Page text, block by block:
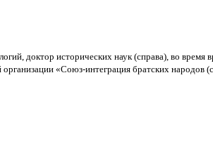
доктор исторических наук (справа), во
«Союз-интеграция братских народов